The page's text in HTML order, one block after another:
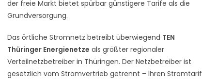
der freie Markt bietet spürbar günstigere Tarife als die
Grundversorgung.
Das örtliche Stromnetz betreibt überwiegend TEN
Thüringer Energienetze als größter regionaler
Verteilnetzbetreiber in Thüringen. Der Netzbetreiber ist
gesetzlich vom Stromvertrieb getrennt – Ihren Stromtarif